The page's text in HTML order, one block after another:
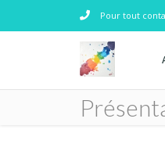
Pour tout